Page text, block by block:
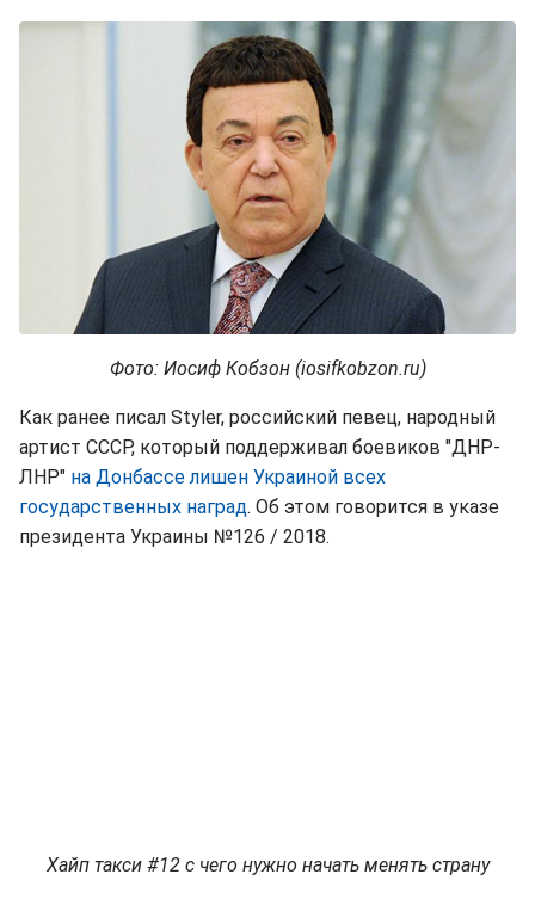
Фото: Иосиф Кобзон (iosifkobzon.ru)
Как ранее писал Styler, российский певец, народный
артист СССР, который поддерживал боевиков "ДНР-
ЛНР" на Донбассе лишен Украиной всех
государственных наград. Об этом говорится в указе
президента Украины №126 / 2018.
Хайп такси #12 с чего нужно начать менять страну